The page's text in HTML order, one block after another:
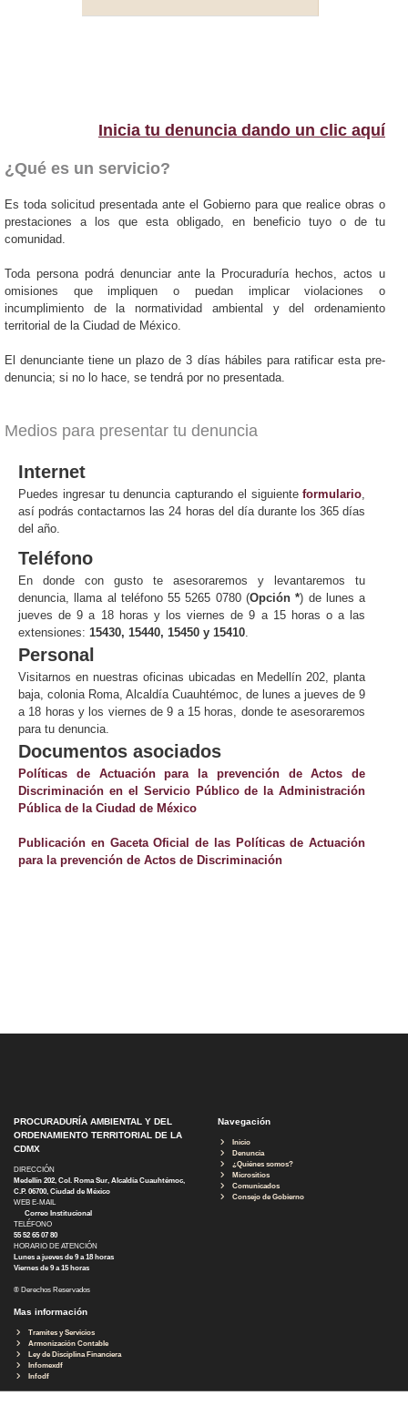
Inicia tu denuncia dando un clic aquí
¿Qué es un servicio?
Es toda solicitud presentada ante el Gobierno para que realice obras o
prestaciones a los que esta obligado, en beneficio tuyo o de tu
comunidad.
Toda persona podrá denunciar ante la Procuraduría hechos, actos u
omisiones que impliquen o puedan implicar violaciones o
incumplimiento de la normatividad ambiental y del ordenamiento
territorial de la Ciudad de México.
El denunciante tiene un plazo de 3 días hábiles para ratificar esta pre-
denuncia; si no lo hace, se tendrá por no presentada.
Medios para presentar tu denuncia
Internet
Puedes ingresar tu denuncia capturando el siguienteformulario
así podrás contactarnos las 24 horas del día durante los 365 días
del año.
Teléfono
En donde con gusto te asesoraremos y levantaremos tu
denuncia, llama al teléfono 55 5265 0780 (Opción *) de lunes a
jueves de 9 a 18 horas y los viernes de 9 a 15 horas o a las
extensiones: 15430, 15440, 15450 y 15410
Personal
Visitarnos en nuestras oficinas ubicadas en Medellín 202, planta
baja, colonia Roma, Alcaldía Cuauhtémoc, de lunes a jueves de 9
a 18 horas y los viernes de 9 a 15 horas, donde te asesoraremos
para tu denuncia.
Documentos asociados
Políticas de Actuación para la prevención de Actos de
Discriminación en el Servicio Público de la Administración
Pública de la Ciudad de México
Publicación en Gaceta Oficial de las Políticas de Actuación
para la prevención de Actos de Discriminación
PROCURADURÍA AMBIENTAL Y DEL
ORDENAMIENTO TERRITORIAL DE LA
CDMX
DIRECCIÓN
Medellín 202, Col. Roma Sur, Alcaldía Cuauhtémoc,
C.P. 06700, Ciudad de México
WEB E-MAIL
Correo Institucional
TELÉFONO
55 52 65 07 80
HORARIO DE ATENCIÓN
Lunes a jueves de 9 a 18 horas
Viernes de 9 a 15 horas
® Derechos Reservados
Navegación
Inicio
Denuncia
¿Quiénes somos?
Micrositios
Comunicados
Consejo de Gobierno
Mas información
Tramites y Servicios
Armonización Contable
Ley de Disciplina Financiera
Infomexdf
Infodf